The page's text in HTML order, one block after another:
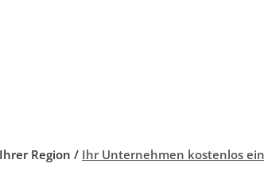
Region / Ihr Unternehmen kostenlos